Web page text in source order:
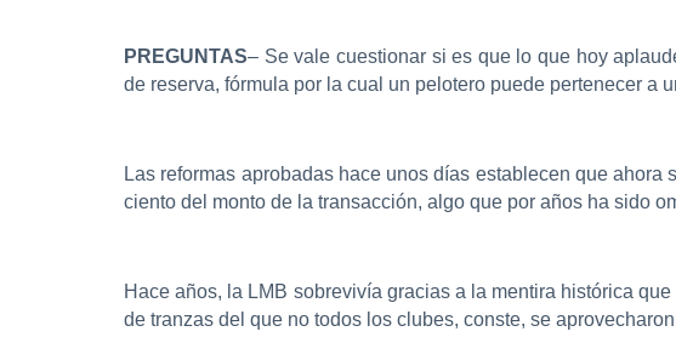
PREGUNTAS– Se vale cuestionar si es que lo que hoy
de reserva, fórmula por la cual un pelotero puede pertenecer a
Las reformas aprobadas hace unos días establecen que
ciento del monto de la transacción, algo que por años ha sido
Hace años, la LMB sobrevivía gracias a la mentira histórica
de tranzas del que no todos los clubes, conste, se